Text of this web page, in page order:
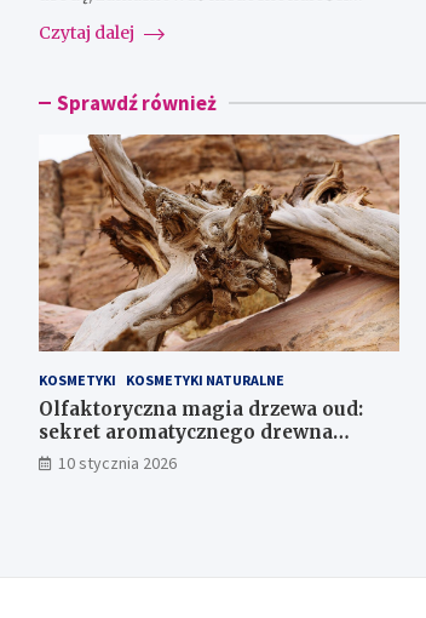
Czytaj dalej
Sprawdź również
KOSMETYKI KOSMETYKI NATURALNE
Olfaktoryczna magia drzewa oud:
sekret aromatycznego drewna
agarowego
10 stycznia 2026